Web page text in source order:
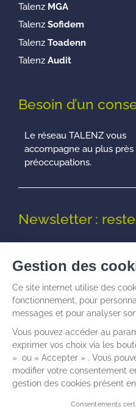
Talenz MGA
Talenz Sofidem
Talenz Toadenn
Talenz Audit
Besoin d’un
Le réseau TALENZ vous
accompagne au plus près
préoccupations.
Newsletter :
© Talenz -